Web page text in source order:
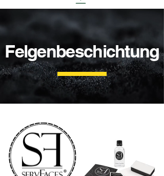
Felgenbeschichtung